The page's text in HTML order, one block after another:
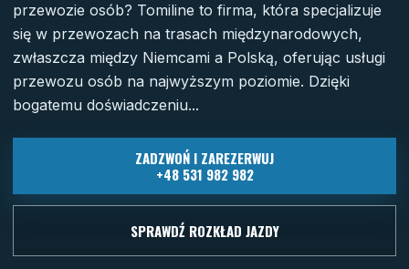
przewozie osób? Tomiline to firma, która specjalizuje
się w przewozach na trasach międzynarodowych,
zwłaszcza między Niemcami a Polską, oferując usługi
przewozu osób na najwyższym poziomie. Dzięki
bogatemu doświadczeniu...
ZADZWOŃ I ZAREZERWUJ
+48 531 982 982
SPRAWDŹ ROZKŁAD JAZDY